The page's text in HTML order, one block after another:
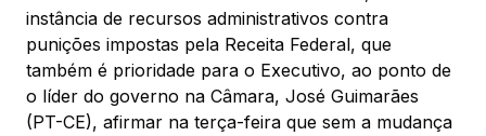
instância de recursos administrativos contra
punições impostas pela Receita Federal, que
também é prioridade para o Executivo, ao ponto de
o líder do governo na Câmara, José Guimarães
(PT-CE), afirmar na terça-feira que sem a mudança